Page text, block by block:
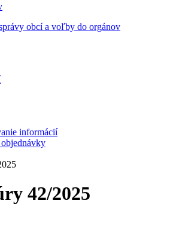
obcí a voľby do orgánov
informácií
42/2025